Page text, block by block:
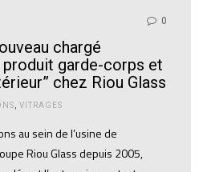
0
chargé
produit garde-corps et
chez Riou Glass
VITRAGES
au sein de l’usine de
Riou Glass depuis 2005,